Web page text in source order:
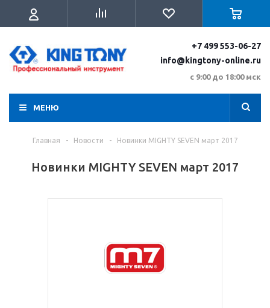
+7 499 553-06-27
info@kingtony-online.ru
с 9:00 до 18:00 мск
МЕНЮ
Главная - Новости - Новинки MIGHTY SEVEN март 2017
Новинки MIGHTY SEVEN март 2017